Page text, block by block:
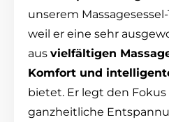
unserem
weil er eine sehr
aus vielfältigen
Komfort und
bietet. Er legt den Fokus
ganzheitliche